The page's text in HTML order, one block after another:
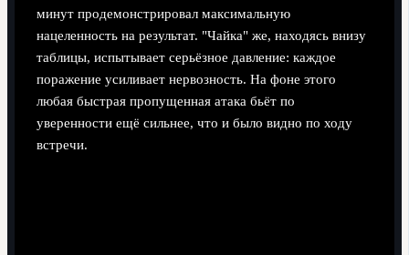
минут продемонстрировал максимальную
нацеленность на результат. "Чайка" же, находясь внизу
таблицы, испытывает серьёзное давление: каждое
поражение усиливает нервозность. На фоне этого
любая быстрая пропущенная атака бьёт по
уверенности ещё сильнее, что и было видно по ходу
встречи.